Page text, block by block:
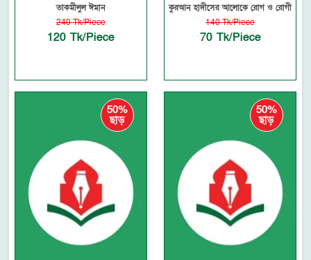
তাকমীলুল ঈমান
240 Tk/Piece
120 Tk/Piece
কুরআন হাদীসের আলোকে রোগ ও রোগী
140 Tk/Piece
70 Tk/Piece
50%
ছাড়
50%
ছাড়